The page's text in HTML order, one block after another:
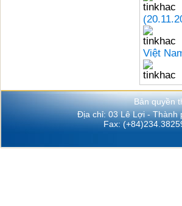
Việt
Bản quyền
Địa chỉ: 03 Lê Lợi - Thành
Fax: